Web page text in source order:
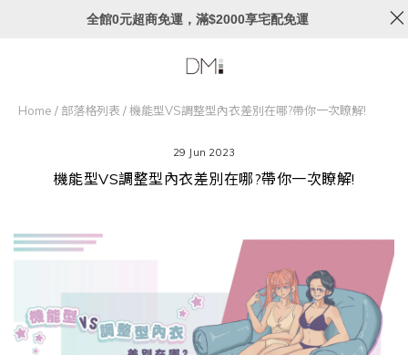
Home / 部落格列表 /機能型VS調整型內衣差別在哪?帶你一次瞭解!
29 Jun 2023
機能型VS調整型內衣差別在哪?帶你一次瞭解!
全館0元超商免運，滿$2000享宅配免運